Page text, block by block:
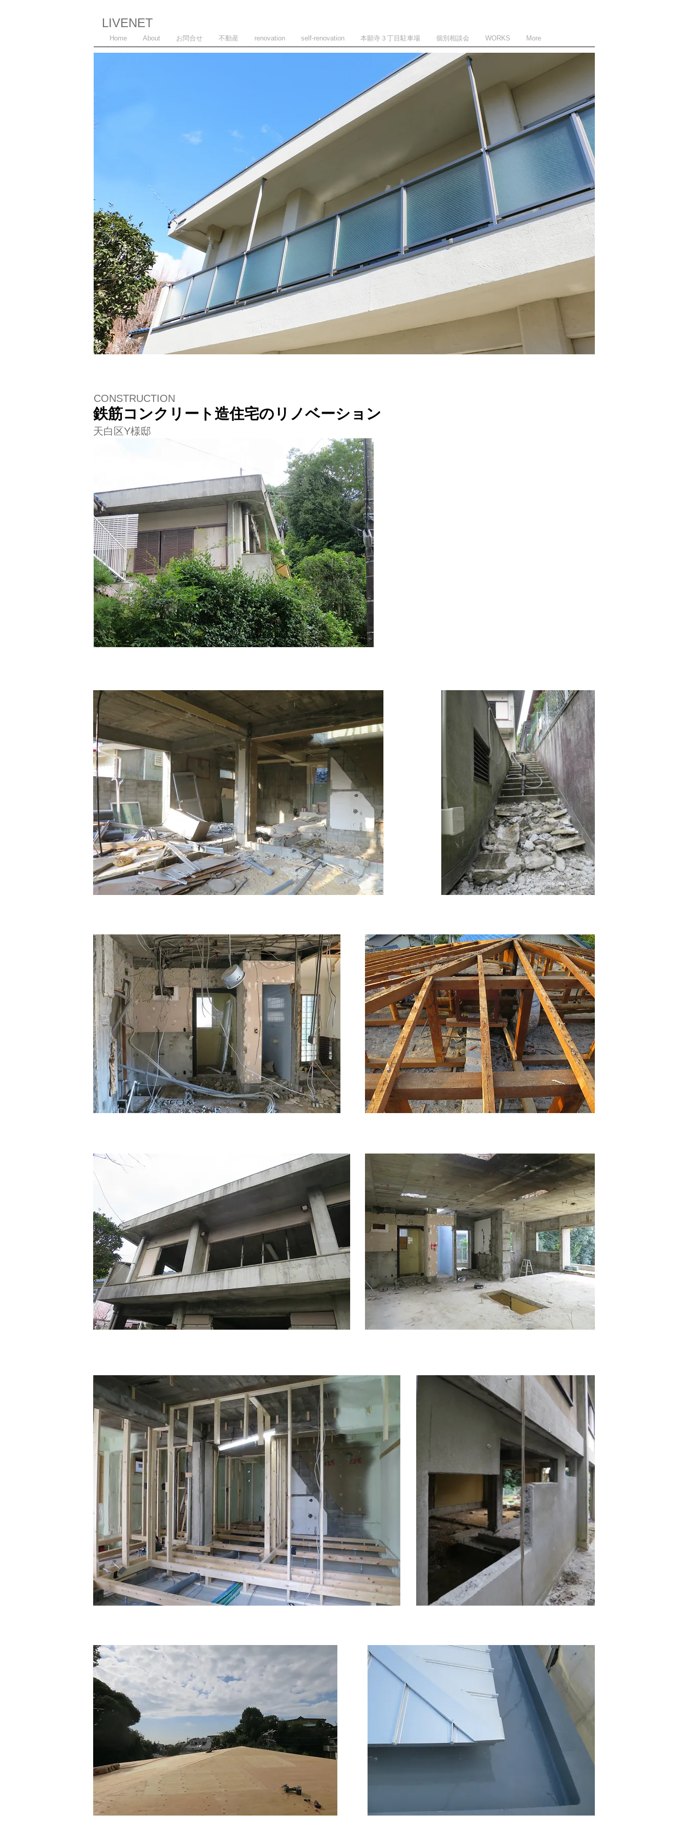
LIVENET
Home About お問合せ 不動産 renovation self-renovation 本願寺３丁目駐車場 個別相談会 WORKS More
鉄筋コンクリート造住宅のリノベーション​​​​
天白区Y様邸
CONSTRUCTION